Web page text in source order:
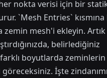
nokta verisi için bir
`Mesh Entries`
zemin mesh'i ekleyin. Artık
belirlediğiniz
boyutlarda zeminlerin
İşte